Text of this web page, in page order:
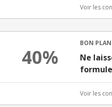
Voir les
40%
BON PLAN
Ne
Voir les